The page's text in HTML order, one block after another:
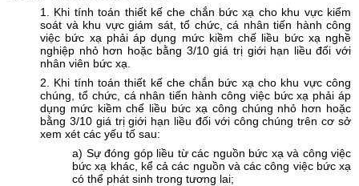
1. Khi tính toán thiết kế che chắn bức xạ cho khu vực kiểm
soát và khu vực giám sát, tổ chức, cá nhân tiến hành công
việc bức xạ phải áp dụng mức kiềm chế liều bức xạ nghề
nghiệp nhỏ hơn hoặc bằng 3/10 giá trị giới hạn liều đối với
nhân viên bức xạ.
2. Khi tính toán thiết kế che chắn bức xạ cho khu vực công
chúng, tổ chức, cá nhân tiến hành công việc bức xạ phải áp
dụng mức kiềm chế liều bức xạ công chúng nhỏ hơn hoặc
bằng 3/10 giá trị giới hạn liều đối với công chúng trên cơ sở
xem xét các yếu tố sau:
a) Sự đóng góp liều từ các nguồn bức xạ và công việc
bức xạ khác, kể cả các nguồn và các công việc bức xạ
có thể phát sinh trong tương lai;